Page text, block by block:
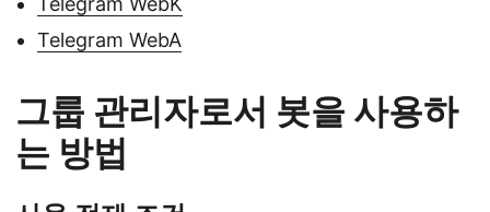
Telegram WebA
그룹 관리자로서 봇을 사용하
는 방법